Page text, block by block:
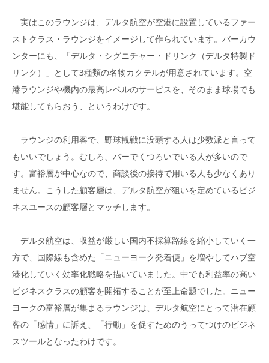
実はこのラウンジは、デルタ航空が空港に設置しているファー
ストクラス・ラウンジをイメージして作られています。バーカウ
ンターにも、「デルタ・シグニチャー・ドリンク（デルタ特製ド
リンク）」として3種類の名物カクテルが用意されています。空
港ラウンジや機内の最高レベルのサービスを、そのまま球場でも
堪能してもらおう、というわけです。
ラウンジの利用客で、野球観戦に没頭する人は少数派と言って
もいいでしょう。むしろ、バーでくつろいでいる人が多いので
す。富裕層が中心なので、商談後の接待で用いる人も少なくあり
ません。こうした顧客層は、デルタ航空が狙いを定めているビジ
ネスユースの顧客層とマッチします。
デルタ航空は、収益が厳しい国内不採算路線を縮小していく一
方で、国際線も含めた「ニューヨーク発着便」を増やしてハブ空
港化していく効率化戦略を描いていました。中でも利益率の高い
ビジネスクラスの顧客を開拓することが至上命題でした。ニュー
ヨークの富裕層が集まるラウンジは、デルタ航空にとって潜在顧
客の「感情」に訴え、「行動」を促すためのうってつけのビジネ
スツールとなったわけです。